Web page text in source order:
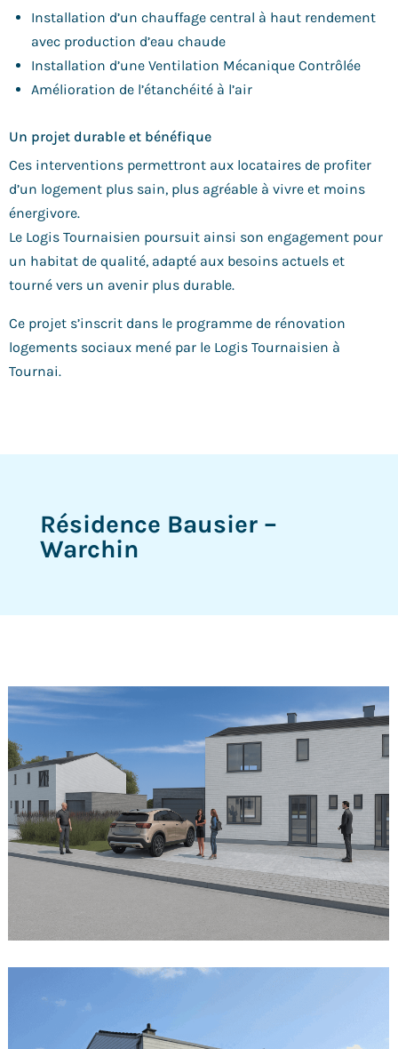
Installation d’un chauffage central à haut rendement
avec production d’eau chaude
Installation d’une Ventilation Mécanique Contrôlée
Amélioration de l’étanchéité à l’air
Un projet durable et bénéfique
Ces interventions permettront aux locataires de profiter
d’un logement plus sain, plus agréable à vivre et moins
énergivore.
Le Logis Tournaisien poursuit ainsi son engagement pour
un habitat de qualité, adapté aux besoins actuels et
tourné vers un avenir plus durable.
Ce projet s’inscrit dans le programme de rénovation
logements sociaux mené par le Logis Tournaisien à
Tournai.
Résidence Bausier –
Warchin